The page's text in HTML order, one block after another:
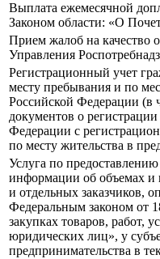
Выплата ежемесячной
Законом области: «О
Прием жалоб на качество
Управления
Регистрационный учет
месту пребывания и по
Российской Федерации (в
документов о
Федерации с
по месту жительства в
Услуга по
информации об объемах и
и отдельных заказчиков,
Федеральным законом от
закупках товаров, работ,
юридических лиц», у
предпринимательства в